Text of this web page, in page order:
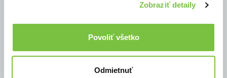
Zobraziť detaily
Povoliť všetko
Odmietnuť